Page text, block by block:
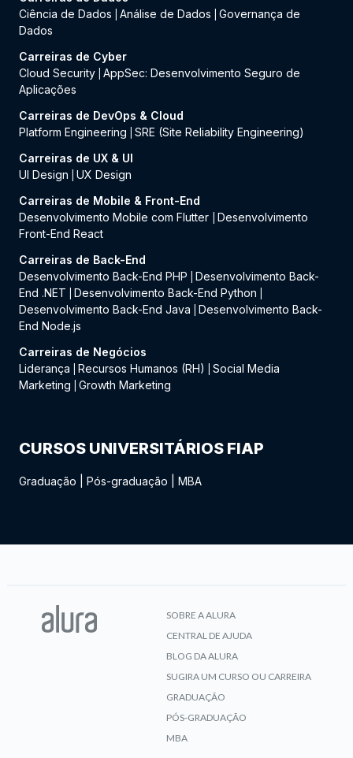
Ciência de Dados
Análise de Dados
Governança de
Dados
Carreiras de Cyber
Cloud Security AppSec: Desenvolvimento Seguro de
Aplicações
Carreiras de DevOps & Cloud
Platform Engineering
SRE (Site Reliability Engineering)
Carreiras de UX & UI
UI Design
UX Design
Carreiras de Mobile & Front-End
Desenvolvimento Mobile com Flutter
Desenvolvimento
Front-End React
Carreiras de Back-End
Desenvolvimento Back-End PHP
Desenvolvimento Back-
End .NET
Desenvolvimento Back-End Python
Desenvolvimento Back-End Java
Desenvolvimento Back-
End Node.js
Carreiras de Negócios
Liderança
Recursos Humanos (RH)
Social Media
Marketing
Growth Marketing
CURSOS UNIVERSITÁRIOS FIAP
Graduação Pós-graduação MBA
SOBRE A ALURA
CENTRAL DE AJUDA
BLOG DA ALURA
SUGIRA UM CURSO OU CARREIRA
GRADUAÇÃO
PÓS-GRADUAÇÃO
MBA